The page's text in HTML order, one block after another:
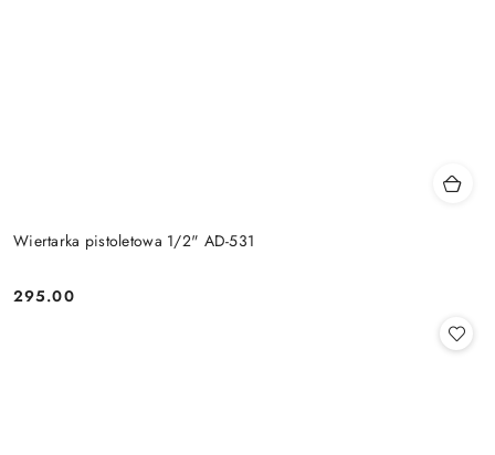
Wiertarka pistoletowa 1/2" AD-531
Cena:
295.00